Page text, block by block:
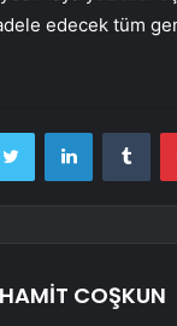
edecek tüm
Twitter LinkedIn
HAMİT COŞKUN